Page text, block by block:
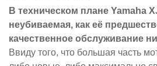
В техническом плане Yamaha
неубиваемая, как её
качественное обслуживание
Ввиду того, что большая часть